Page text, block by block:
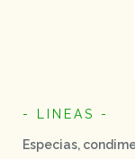
- LINEAS -
Especias,